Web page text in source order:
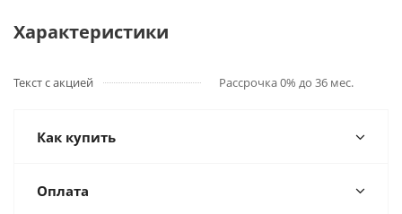
Характеристики
Текст с акцией Рассрочка 0% до 36 мес.
Как купить
Оплата